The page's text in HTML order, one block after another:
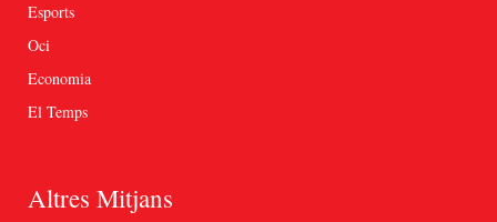
Esports
Oci
Economia
El Temps
Altres Mitjans